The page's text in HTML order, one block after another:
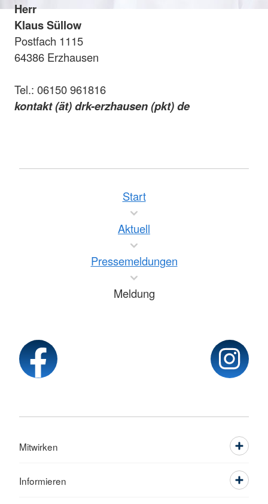
Herr
Klaus Süllow
Postfach 1115
64386 Erzhausen
Tel.: 06150 961816
kontakt (ät) drk-erzhausen (pkt) de
Start
Aktuell
Pressemeldungen
Meldung
Mitwirken
Informieren